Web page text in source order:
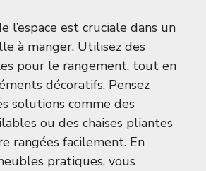
l’espace est cruciale dans un
à manger. Utilisez des
pour le rangement, tout en
décoratifs. Pensez
solutions comme des
ou des chaises pliantes
rangées facilement. En
pratiques, vous